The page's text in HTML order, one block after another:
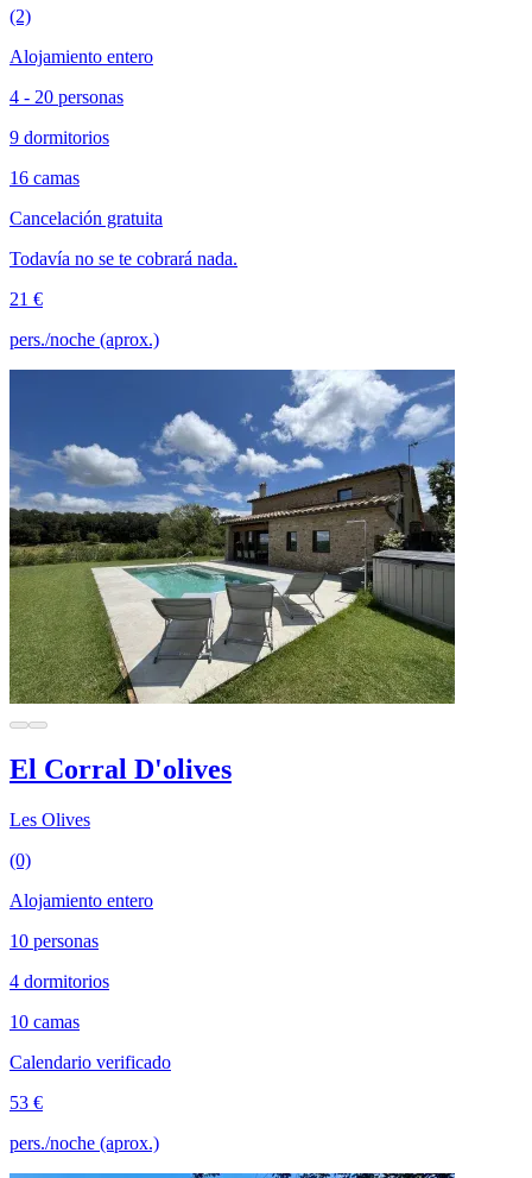
(2)
Alojamiento entero
4 - 20 personas
9 dormitorios
16 camas
Cancelación gratuita
Todavía no se te cobrará nada.
21 €
pers./noche (aprox.)
El Corral D'olives
Les Olives
(0)
Alojamiento entero
10 personas
4 dormitorios
10 camas
Calendario verificado
53 €
pers./noche (aprox.)